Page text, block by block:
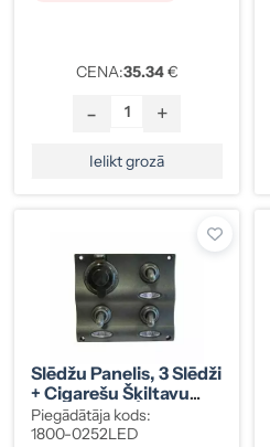
CENA:35.34€
- +
Ielikt grozā
Slēdžu Panelis, 3 Slēdži
+ Cigarešu Šķiltavu
Ligzda, LED Indikatori
Piegādātāja kods:
1800-0252LED